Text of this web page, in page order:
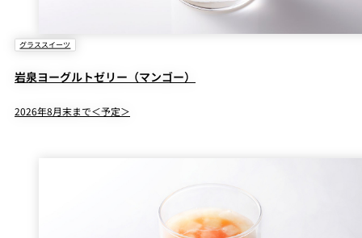
グラススイーツ
岩泉ヨーグルトゼリー（マンゴー）
2026年8月末まで＜予定＞